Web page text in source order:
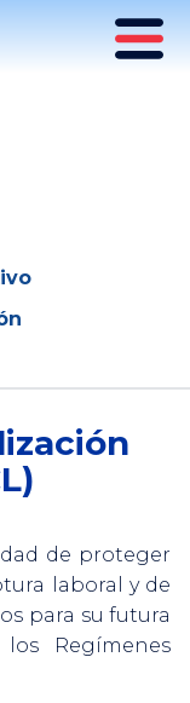
de proteger
laboral y de
para su futura
Regímenes